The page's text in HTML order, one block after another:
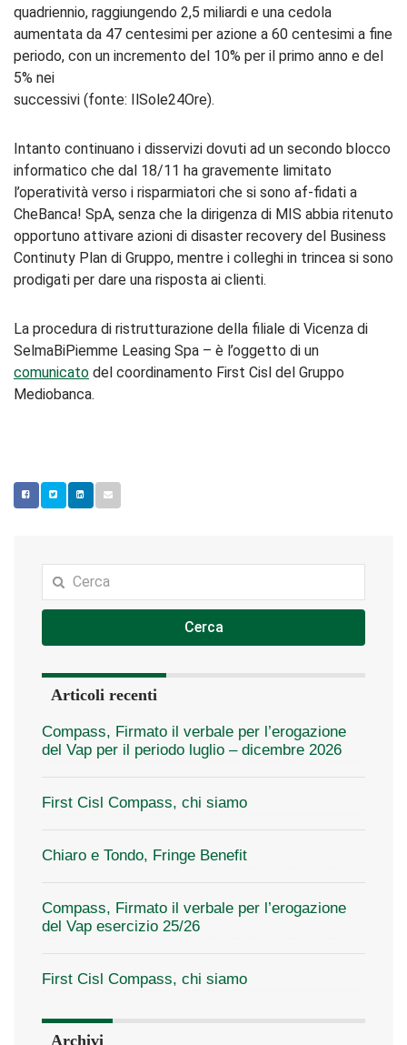
quadriennio, raggiungendo 2,5 miliardi e una cedola
aumentata da 47 centesimi per azione a 60 centesimi a fine
periodo, con un incremento del 10% per il primo anno e del
5% nei
successivi (fonte: IlSole24Ore).
Intanto continuano i disservizi dovuti ad un secondo blocco
informatico che dal 18/11 ha gravemente limitato
l’operatività verso i risparmiatori che si sono af-fidati a
CheBanca! SpA, senza che la dirigenza di MIS abbia ritenuto
opportuno attivare azioni di disaster recovery del Business
Continuty Plan di Gruppo, mentre i colleghi in trincea si sono
prodigati per dare una risposta ai clienti.
La procedura di ristrutturazione della filiale di Vicenza di
SelmaBiPiemme Leasing Spa – è l’oggetto di un
comunicato del coordinamento First Cisl del Gruppo
Mediobanca.
Cerca
Articoli recenti
Compass, Firmato il verbale per l’erogazione
del Vap per il periodo luglio – dicembre 2026
First Cisl Compass, chi siamo
Chiaro e Tondo, Fringe Benefit
Compass, Firmato il verbale per l’erogazione
del Vap esercizio 25/26
First Cisl Compass, chi siamo
Archivi